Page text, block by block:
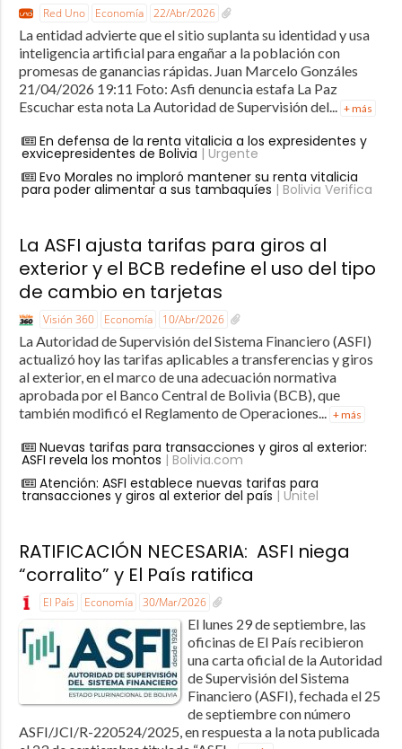
Red Uno Economía 22/Abr/2026
La entidad advierte que el sitio suplanta su identidad y usa
inteligencia artificial para engañar a la población con
promesas de ganancias rápidas. Juan Marcelo Gonzáles
21/04/2026 19:11 Foto: Asfi denuncia estafa La Paz
Escuchar esta nota La Autoridad de Supervisión del... + más
En defensa de la renta vitalicia a los expresidentes y
exvicepresidentes de Bolivia | Urgente
Evo Morales no imploró mantener su renta vitalicia
para poder alimentar a sus tambaquíes | Bolivia Verifica
La ASFI ajusta tarifas para giros al
exterior y el BCB redefine el uso del tipo
de cambio en tarjetas
Visión 360 Economía 10/Abr/2026
La Autoridad de Supervisión del Sistema Financiero (ASFI)
actualizó hoy las tarifas aplicables a transferencias y giros
al exterior, en el marco de una adecuación normativa
aprobada por el Banco Central de Bolivia (BCB), que
también modificó el Reglamento de Operaciones...
+ más
Nuevas tarifas para transacciones y giros al exterior:
ASFI revela los montos | Bolivia.com
Atención: ASFI establece nuevas tarifas para
transacciones y giros al exterior del país | Unitel
RATIFICACIÓN NECESARIA: ASFI niega
“corralito” y El País ratifica
El País Economía 30/Mar/2026
El lunes 29 de septiembre, las
oficinas de El País recibieron
una carta oficial de la Autoridad
de Supervisión del Sistema
Financiero (ASFI), fechada el 25
de septiembre con número
ASFI/JCI/R-220524/2025, en respuesta a la nota publicada